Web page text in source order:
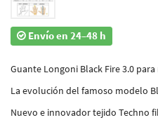
Envío en 24–48 h
Guante Longoni Black Fire 3.0
La evolución del famoso modelo
Nuevo e innovador tejido Techno